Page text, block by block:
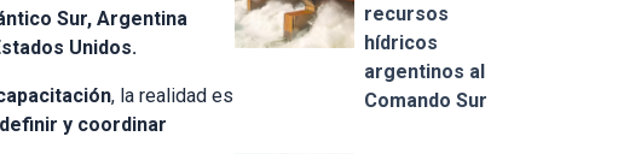
Sur, Argentina
Unidos.
, la realidad es
y coordinar
recursos
hídricos
argentinos al
Comando Sur